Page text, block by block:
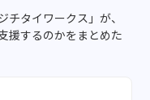
タイワークス」が、
援するのかをまとめた